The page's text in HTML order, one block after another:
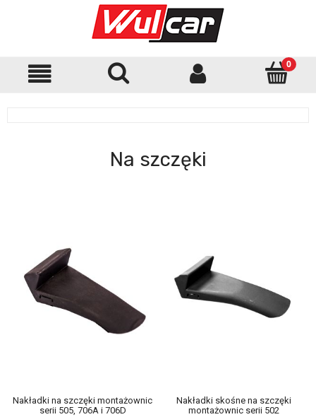
Na szczęki
Nakładki na szczęki montażownic
serii 505, 706A i 706D
Nakładki skośne na szczęki
montażownic serii 502